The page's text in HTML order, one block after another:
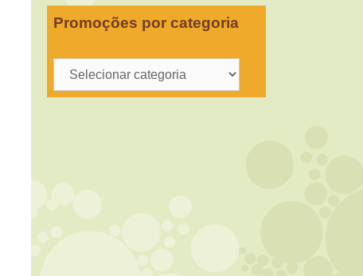
Promoções por categoria
Promoções
por